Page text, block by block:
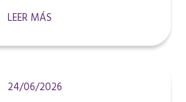
LEER MÁS
24/06/2026